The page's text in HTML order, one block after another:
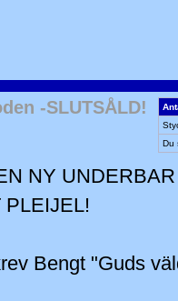
-SLUTSÅLD!
Du
NY
PLEIJEL!
Bengt "Guds